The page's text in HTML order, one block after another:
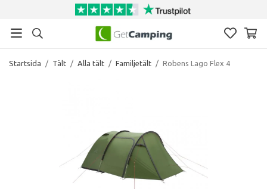
Startsida / Tält / Alla tält / Familjetält / Robens Lago Flex 4